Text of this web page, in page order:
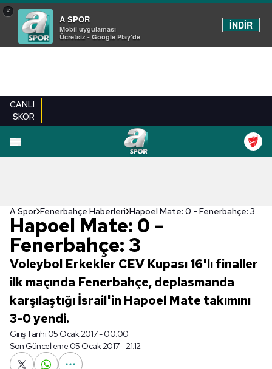
×
A SPOR
Mobil uygulaması
Ücretsiz - Google Play'de
İNDİR
CANLI
SKOR
A Spor Fenerbahçe Haberleri Hapoel Mate: 0 - Fenerbahçe: 3
Hapoel Mate: 0 -
Fenerbahçe: 3
Voleybol Erkekler CEV Kupası 16'lı finaller
ilk maçında Fenerbahçe, deplasmanda
karşılaştığı İsrail'in Hapoel Mate takımını
3-0 yendi.
Giriş Tarihi:05 Ocak 2017 - 00:00
Son Güncelleme:05 Ocak 2017 - 21:12